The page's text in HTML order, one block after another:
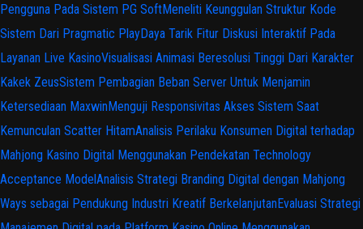
Pengguna Pada Sistem PG SoftMeneliti Keunggulan Struktur Kode
Sistem Dari Pragmatic PlayDaya Tarik Fitur Diskusi Interaktif Pada
Layanan Live KasinoVisualisasi Animasi Beresolusi Tinggi Dari Karakter
Kakek ZeusSistem Pembagian Beban Server Untuk Menjamin
Ketersediaan MaxwinMenguji Responsivitas Akses Sistem Saat
Kemunculan Scatter HitamAnalisis Perilaku Konsumen Digital terhadap
Mahjong Kasino Digital Menggunakan Pendekatan Technology
Acceptance ModelAnalisis Strategi Branding Digital dengan Mahjong
Ways sebagai Pendukung Industri Kreatif BerkelanjutanEvaluasi Strategi